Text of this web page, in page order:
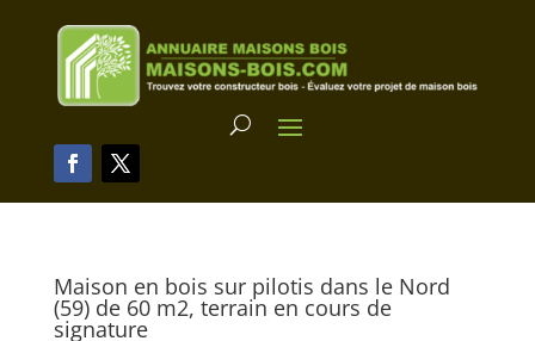
Maison en bois sur pilotis dans le Nord
(59) de 60 m2, terrain en cours de
signature